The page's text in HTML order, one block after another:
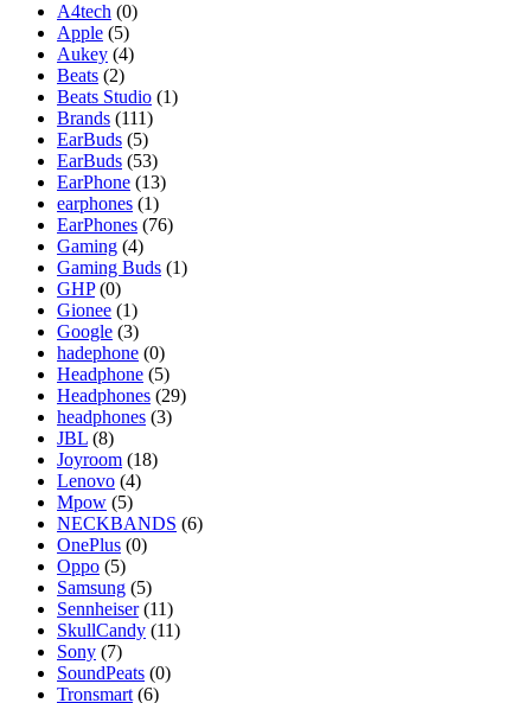
A4tech (0)
Apple (5)
Aukey (4)
Beats (2)
Beats Studio (1)
Brands (111)
EarBuds (5)
EarBuds (53)
EarPhone (13)
earphones (1)
EarPhones (76)
Gaming (4)
Gaming Buds (1)
GHP (0)
Gionee (1)
Google (3)
hadephone (0)
Headphone (5)
Headphones (29)
headphones (3)
JBL (8)
Joyroom (18)
Lenovo (4)
Mpow (5)
NECKBANDS (6)
OnePlus (0)
Oppo (5)
Samsung (5)
Sennheiser (11)
SkullCandy (11)
Sony (7)
SoundPeats (0)
Tronsmart (6)